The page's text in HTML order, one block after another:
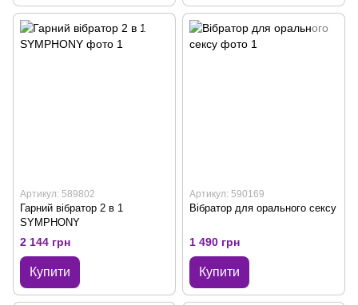
Артикул: 589802
Гарний вібратор 2 в 1
SYMPHONY
2 144 грн
Купити
Артикул: 590169
Вібратор для орального сексу
1 490 грн
Купити